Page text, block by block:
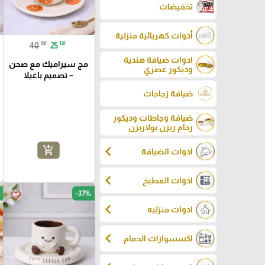
تخفيضات
أدوات كهربائية منزلية
ادوات ضيافة هندية
وديكور عصري
ضيافة زجاجات
ضيافة وجاطات وديكور
رخام ريزن بولاريزن
ادوات الضيافة chevron_left
ادوات المطبخ chevron_left
ادوات منزليه chevron_left
اكسسوارات الحمام chevron_left
40 ₪ 25 ₪
مج سيراميك مع صحن
– تصميم باغيلا
add_shopping_cart
favorite_border -37%